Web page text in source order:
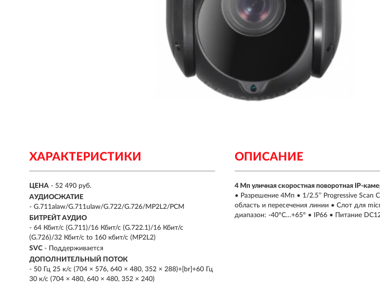
ХАРАКТЕРИСТИКИ
ЦЕНА - 52 490 руб.
АУДИОСЖАТИЕ
- G.711alaw/G.711ulaw/G.722/G.726/MP2L2/PCM
БИТРЕЙТ АУДИО
- 64 Кбит/с (G.711)/16 Кбит/с (G.722.1)/16 Кбит/с
(G.726)/32 Кбит/с to 160 кбит/с (MP2L2)
SVC - Поддерживается
ДОПОЛНИТЕЛЬНЫЙ ПОТОК
- 50 Гц 25 к/с (704 × 576, 640 × 480, 352 × 288)+[br]+60 Гц
30 к/с (704 × 480, 640 × 480, 352 × 240)
ОПИСАНИЕ
4 Мп уличная скоростная поворотная IP-
• Разрешение 4Мп • 1/2.5’’ Progressive
область и пересечения линии • Слот для
диапазон: -40°C…+65° • IP66 • Питание